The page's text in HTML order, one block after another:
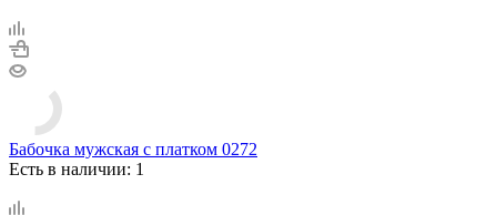
Бабочка мужская с платком 0272
Есть в наличии: 1